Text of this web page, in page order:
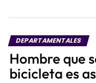
DEPARTAMENTALES
Hombre que
bicicleta es